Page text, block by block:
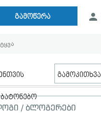
გამოწერა
გამოკითხვა
/ ბლოგერები